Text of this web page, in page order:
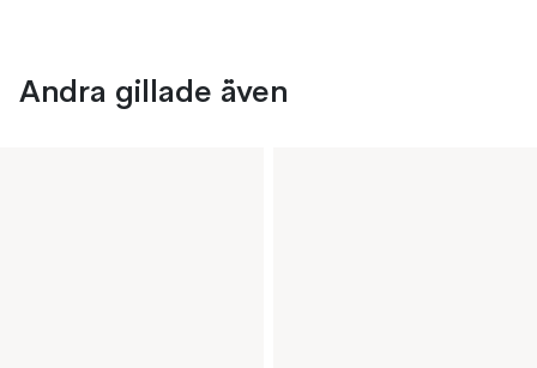
Andra gillade även